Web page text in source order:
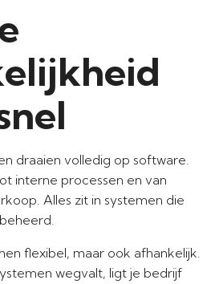
draaien volledig op software.
interne processen en van
Alles zit in systemen die
flexibel, maar ook afhankelijk.
wegvalt, ligt je bedrijf